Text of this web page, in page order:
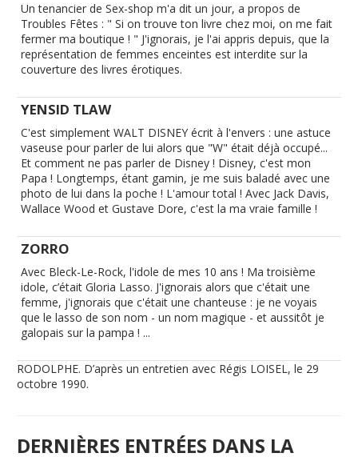
Un tenancier de Sex-shop m'a dit un jour, a propos de
Troubles Fêtes : " Si on trouve ton livre chez moi, on me fait
fermer ma boutique ! " J'ignorais, je l'ai appris depuis, que la
représentation de femmes enceintes est interdite sur la
couverture des livres érotiques.
YENSID TLAW
C'est simplement WALT DISNEY écrit à l'envers : une astuce
vaseuse pour parler de lui alors que "W" était déjà occupé...
Et comment ne pas parler de Disney ! Disney, c'est mon
Papa ! Longtemps, étant gamin, je me suis baladé avec une
photo de lui dans la poche ! L'amour total ! Avec Jack Davis,
Wallace Wood et Gustave Dore, c'est la ma vraie famille !
ZORRO
Avec Bleck-Le-Rock, l'idole de mes 10 ans ! Ma troisième
idole, c’était Gloria Lasso. J'ignorais alors que c'était une
femme, j'ignorais que c'était une chanteuse : je ne voyais
que le lasso de son nom - un nom magique - et aussitôt je
galopais sur la pampa ! ...
RODOLPHE. D’après un entretien avec Régis LOISEL, le 29
octobre 1990.
DERNIÈRES ENTRÉES DANS LA